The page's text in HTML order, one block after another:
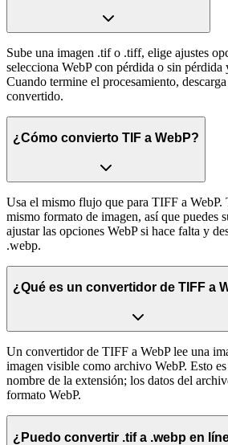
Sube una imagen .tif o .tiff, elige ajustes
selecciona WebP con pérdida o sin
Cuando termine el procesamiento,
convertido.
¿Cómo convierto TIF a WebP?
Usa el mismo flujo que para TIFF a
mismo formato de imagen, así que puedes
ajustar las opciones WebP si hace falta y
.webp.
¿Qué es un convertidor de TIFF a
Un convertidor de TIFF a WebP lee una
imagen visible como archivo WebP. Esto
nombre de la extensión; los datos del
formato WebP.
¿Puedo convertir .tif a .webp en